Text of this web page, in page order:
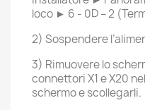
loco ► 6 - 0D – 2
2) Sospendere
3) Rimuovere lo
connettori X1 e X20
schermo e scollegarli.